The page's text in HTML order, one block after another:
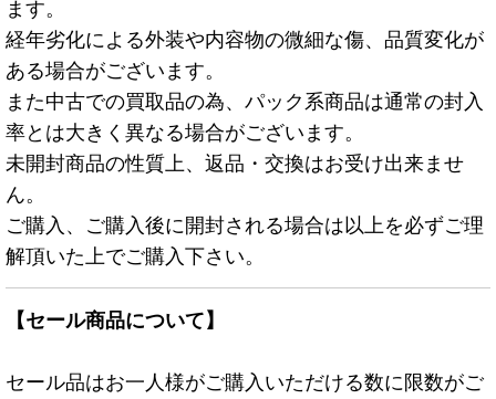
ます。
経年劣化による外装や内容物の微細な傷、品質変化が
ある場合がございます。
また中古での買取品の為、パック系商品は通常の封入
率とは大きく異なる場合がございます。
未開封商品の性質上、返品・交換はお受け出来ませ
ん。
ご購入、ご購入後に開封される場合は以上を必ずご理
解頂いた上でご購入下さい。
【セール商品について】
セール品はお一人様がご購入いただける数に限数がご